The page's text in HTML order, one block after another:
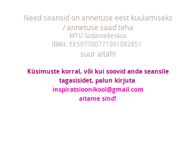
Need seansid on annetuse eest kuulamiseks
/ annetuse saad teha
MTÜ Südamekeskus
IBAN: EE507700771001082851
suur aitäh!
Küsimuste korral, või kui soovid anda seansile
tagasisidet, palun kirjuta
inspiratsioonikool@gmail.com
aitame sind!